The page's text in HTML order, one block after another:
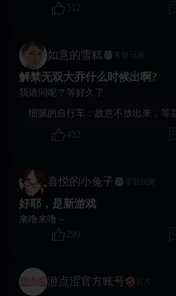
512
如意的雪糕 常驻玩家
解禁无双大乔什么时候出啊?
我请问呢？等好久了
细腻的自行车： 故意不放出来，等
402
喜悦的小兔子 常驻玩家
好耶，是新游戏
来噜来噜～
299
游点涩官方账号 官方